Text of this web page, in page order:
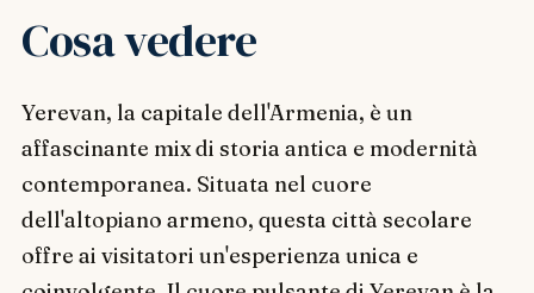
Cosa vedere
Yerevan, la capitale dell'Armenia, è un
affascinante mix di storia antica e modernità
contemporanea. Situata nel cuore
dell'altopiano armeno, questa città secolare
offre ai visitatori un'esperienza unica e